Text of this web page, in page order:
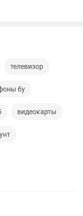
телевизор
бу
видеокарты